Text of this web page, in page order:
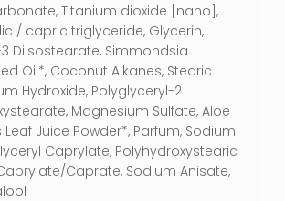
Titanium dioxide [nano],
/ capric triglyceride, Glycerin,
Diisostearate, Simmondsia
Oil*, Coconut Alkanes, Stearic
Hydroxide, Polyglyceryl-2
Magnesium Sulfate, Aloe
Juice Powder*, Parfum, Sodium
Caprylate, Polyhydroxystearic
Caprate, Sodium Anisate,